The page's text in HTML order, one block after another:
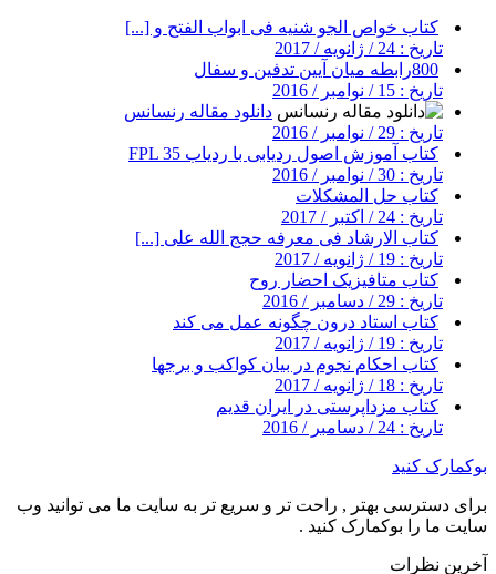
کتاب خواص الجو شنیه فی ابواب الفتح و [...]
تاریخ : 24 / ژانویه / 2017
800رابطه میان آیین تدفین و سفال
تاریخ : 15 / نوامبر / 2016
دانلود مقاله رنسانس
تاریخ : 29 / نوامبر / 2016
کتاب آموزش اصول ردیابی با ردیاب FPL 35
تاریخ : 30 / نوامبر / 2016
کتاب حل المشکلات
تاریخ : 24 / اکتبر / 2017
کتاب الارشاد فی معرفه حجج الله علی [...]
تاریخ : 19 / ژانویه / 2017
کتاب متافیزیک احضار روح
تاریخ : 29 / دسامبر / 2016
کتاب استاد درون چگونه عمل می کند
تاریخ : 19 / ژانویه / 2017
کتاب احکام نجوم در بیان کواکب و برجها
تاریخ : 18 / ژانویه / 2017
کتاب مزداپرستی در ایران قدیم
تاریخ : 24 / دسامبر / 2016
بوکمارک کنید
برای دسترسی بهتر , راحت تر و سریع تر به سایت ما می توانید وب
سایت ما را بوکمارک کنید .
آخرین نظرات